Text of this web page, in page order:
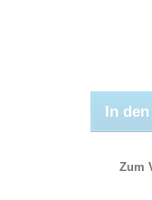
In
Zum